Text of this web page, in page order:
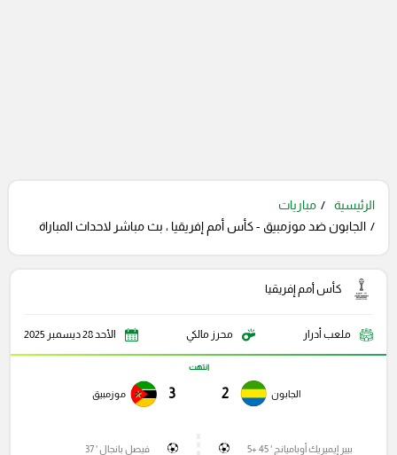
الرئيسية
مباريات
الجابون ضد موزمبيق - كأس أمم إفريقيا ، بث مباشر لاحداث المباراة
كأس أمم إفريقيا
ملعب أدرار محرز مالكي الأحد 28 ديسمبر 2025
الجابون 2
انتهت
3 موزمبيق
بيير إيميريك أوباميانج ' 45 +5 فيصل بانجال ' 37